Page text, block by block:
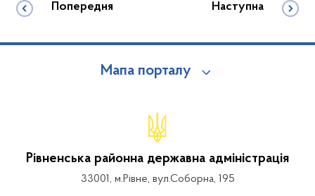
Попередня Наступна
Мапа порталу
Рівненська районна державна адміністрація
33001, м.Рівне, вул.Соборна, 195